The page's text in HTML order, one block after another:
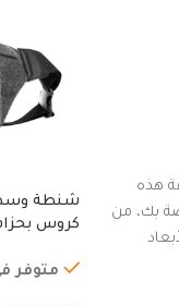
هذه
بك، من
شنطة وسط
كروس
المشيمتوفر